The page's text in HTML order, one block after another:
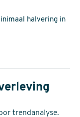
halvering in
trendanalyse.